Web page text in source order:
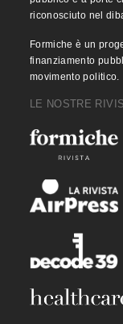
riconosciuto nel
Formiche è un
finanziamento
movimento politico.
LE NOSTRE